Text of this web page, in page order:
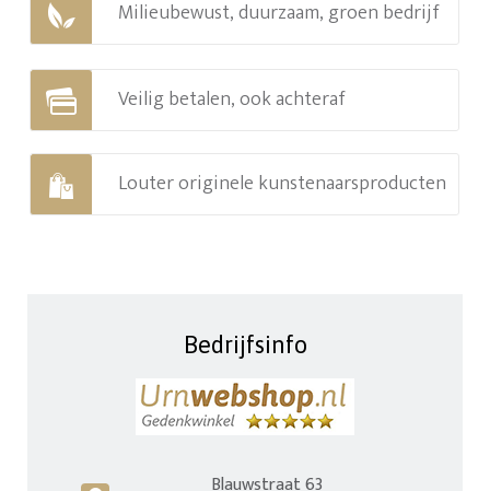
Milieubewust, duurzaam, groen bedrijf
Veilig betalen, ook achteraf
Louter originele kunstenaarsproducten
Bedrijfsinfo